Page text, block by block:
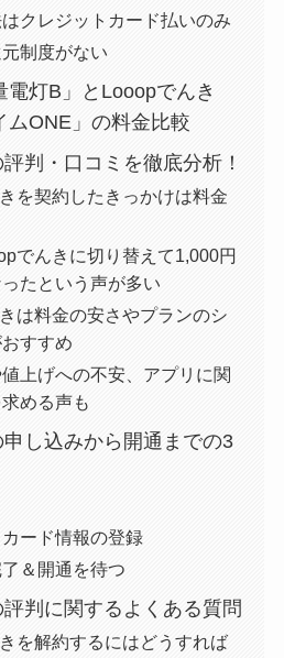
クレジットカード払いのみ
制度がない
電灯B」とLooopでんき
ムONE」の料金比較
判・口コミを徹底分析！
を契約したきっかけは料金
でんきに切り替えて1,000円
たという声が多い
は料金の安さやプランのシ
すすめ
上げへの不安、アプリに関
める声も
し込みから開通までの3
ード情報の登録
＆開通を待つ
判に関するよくある質問
を解約するにはどうすれば